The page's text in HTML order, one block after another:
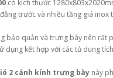
có kích thước
trước và nhiều tầng giá
bảo quản và trưng bày nên rất
dụng kết hợp với các tủ dung
2 cánh kính trưng bày này